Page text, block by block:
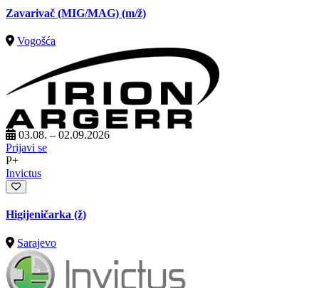
Zavarivač (MIG/MAG) (m/ž)
Vogošća
03.08. – 02.09.2026
Prijavi se
P+
Invictus
Higijeničarka (ž)
Sarajevo